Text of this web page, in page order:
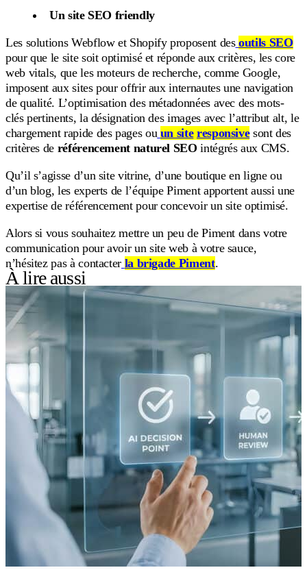
Un site SEO friendly
Les solutions Webflow et Shopify proposent des outils SEO
pour que le site soit optimisé et réponde aux critères, les core
web vitals, que les moteurs de recherche, comme Google,
imposent aux sites pour offrir aux internautes une navigation
de qualité. L’optimisation des métadonnées avec des mots-
clés pertinents, la désignation des images avec l’attribut alt, le
chargement rapide des pages ou un site responsivesont des
critères de référencement naturel SEO intégrés aux CMS.
Qu’il s’agisse d’un site vitrine, d’une boutique en ligne ou
d’un blog, les experts de l’équipe Piment apportent aussi une
expertise de référencement pour concevoir un site optimisé.
Alors si vous souhaitez mettre un peu de Piment dans votre
communication pour avoir un site web à votre sauce,
n’hésitez pas à contacter la brigade Piment.
À lire aussi